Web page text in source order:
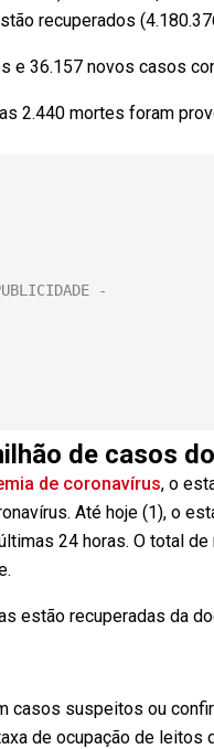
recuperados
e 36.157 novos casos
2.440 mortes foram
de casos
de coronavírus, o
Até hoje (1), o
24 horas. O total
.
estão recuperadas da
casos suspeitos ou
de ocupação de leitos